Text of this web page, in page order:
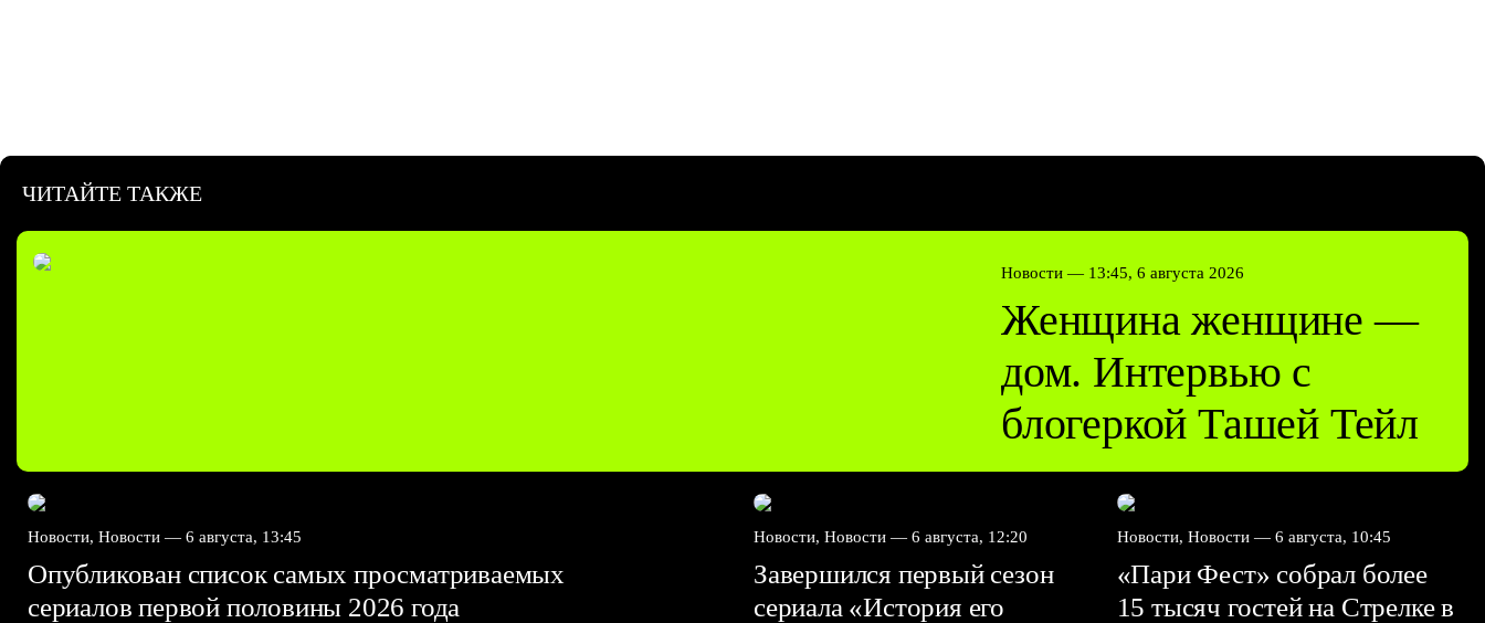
ЧИТАЙТЕ ТАКЖЕ
Новости — 13:45, 6 августа 2026
Женщина женщине —
дом. Интервью с
блогеркой Ташей Тейл
Новости, Новости — 6 августа, 13:45
Опубликован список самых просматриваемых
сериалов первой половины 2026 года
Новости, Новости — 6 августа, 12:20
Завершился первый сезон
сериала «История его
Новости, Новости — 6 августа, 10:45
«Пари Фест» собрал более
15 тысяч гостей на Стрелке в